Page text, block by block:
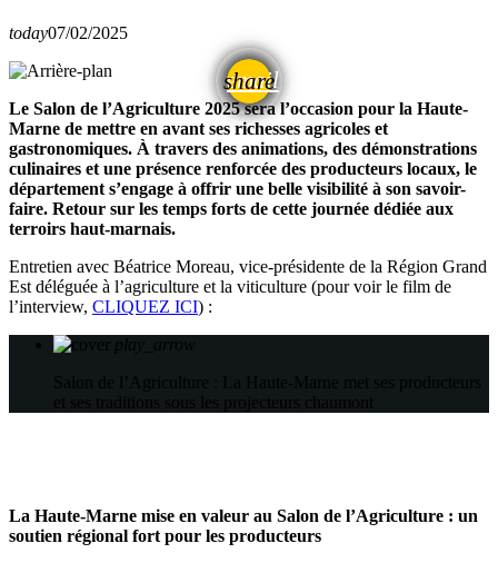
today07/02/2025
share
email
Le Salon de l’Agriculture 2025 sera l’occasion pour la Haute-
Marne de mettre en avant ses richesses agricoles et
gastronomiques. À travers des animations, des démonstrations
culinaires et une présence renforcée des producteurs locaux, le
département s’engage à offrir une belle visibilité à son savoir-
faire. Retour sur les temps forts de cette journée dédiée aux
terroirs haut-marnais.
Entretien avec Béatrice Moreau, vice-présidente de la Région Grand
Est déléguée à l’agriculture et la viticulture (pour voir le film de
l’interview, CLIQUEZ ICI) :
play_arrow
Salon de l’Agriculture : La Haute-Marne met ses producteurs
et ses traditions sous les projecteurs chaumont
La Haute-Marne mise en valeur au Salon de l’Agriculture : un
soutien régional fort pour les producteurs